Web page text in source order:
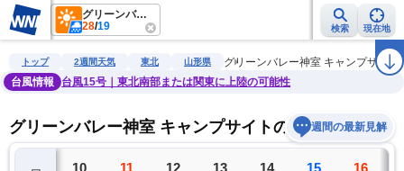
グリーンバレー神室 キャンプサイト
28/19 検索 現在地
雨雲レーダー 台風情報 地震情報 警報・注意報 2週間天気 ラ
トップ 2週間天気 東北 山形県
グリーンバレー神室 キャンプサイト
台風情報
台風15号｜東北南部または関東に上陸の可能性
グリーンバレー神室 キャンプサイトの2週間天気予報
週間の最新見解
9
10
11
12
13
14
15
16